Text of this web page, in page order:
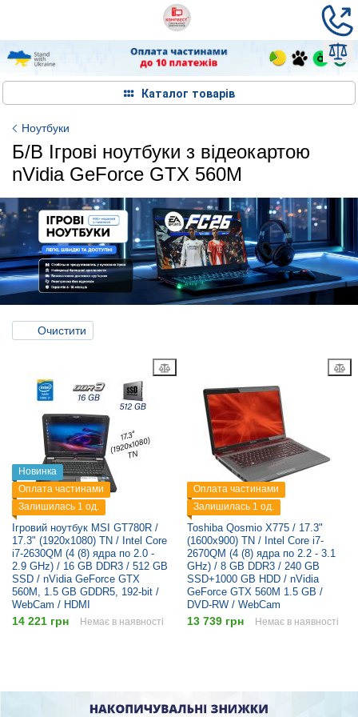
Каталог товарів
Ноутбуки
Б/В Ігрові ноутбуки з відеокартою
nVidia GeForce GTX 560M
Очистити
Новинка
Оплата частинами
Залишилась 1 од.
Ігровий ноутбук MSI GT780R /
17.3" (1920х1080) TN / Intel Core
i7-2630QM (4 (8) ядра по 2.0 -
2.9 GHz) / 16 GB DDR3 / 512 GB
SSD / nVidia GeForce GTX
560M, 1.5 GB GDDR5, 192-bit /
WebCam / HDMI
14 221 грн Немає в наявності
Оплата частинами
Залишилась 1 од.
Toshiba Qosmio X775 / 17.3"
(1600x900) TN / Intel Core i7-
2670QM (4 (8) ядра по 2.2 - 3.1
GHz) / 8 GB DDR3 / 240 GB
SSD+1000 GB HDD / nVidia
GeForce GTX 560M 1.5 GB /
DVD-RW / WebCam
13 739 грн Немає в наявності